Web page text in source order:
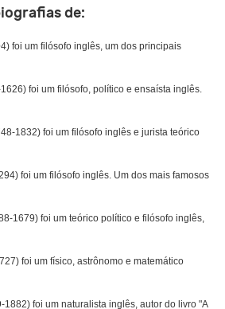
de:
foi um filósofo inglês, um dos principais
foi um filósofo, político e ensaísta inglês.
1832) foi um filósofo inglês e jurista teórico
foi um filósofo inglês. Um dos mais famosos
1679) foi um teórico político e filósofo inglês,
foi um físico, astrônomo e matemático
1882) foi um naturalista inglês, autor do livro "A